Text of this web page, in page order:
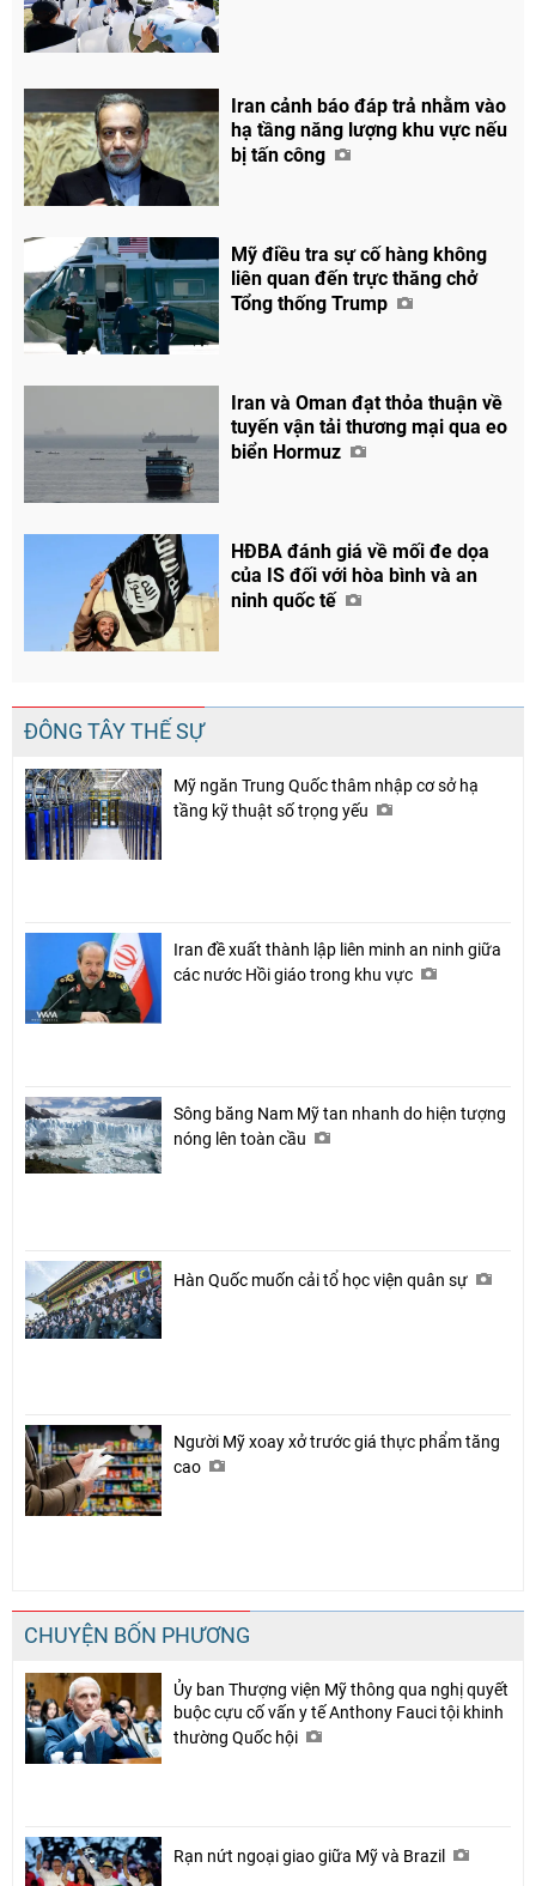
Facebook
Iran cảnh báo đáp trả nhằm vào
hạ tầng năng lượng khu vực nếu
bị tấn công
Mỹ điều tra sự cố hàng không
liên quan đến trực thăng chở
Tổng thống Trump
Iran và Oman đạt thỏa thuận về
tuyến vận tải thương mại qua eo
biển Hormuz
HĐBA đánh giá về mối đe dọa
của IS đối với hòa bình và an
ninh quốc tế
ĐÔNG TÂY THẾ SỰ
Mỹ ngăn Trung Quốc thâm nhập cơ sở hạ
tầng kỹ thuật số trọng yếu
Iran đề xuất thành lập liên minh an ninh giữa
các nước Hồi giáo trong khu vực
Sông băng Nam Mỹ tan nhanh do hiện tượng
nóng lên toàn cầu
Hàn Quốc muốn cải tổ học viện quân sự
Người Mỹ xoay xở trước giá thực phẩm tăng
cao
CHUYỆN BỐN PHƯƠNG
Ủy ban Thượng viện Mỹ thông qua nghị quyết
buộc cựu cố vấn y tế Anthony Fauci tội khinh
thường Quốc hội
Rạn nứt ngoại giao giữa Mỹ và Brazil